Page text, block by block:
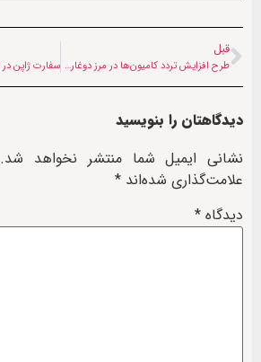
قبل
طرح افزایش تردد کامیون‌ها در مرز دوغارون: ۲۴۰۰ دستگاه در یک روز
دیدگاهتان را بنویسید
نشانی ایمیل شما منتشر نخواهد شد.
علامت‌گذاری شده‌اند *
دیدگاه *